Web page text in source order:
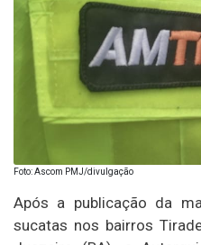
Foto: Ascom PMJ/divulgação
Após a publicação da
sucatas nos bairros